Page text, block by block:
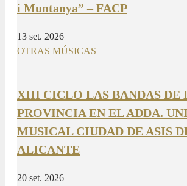
i Muntanya” – FACP
13 set. 2026
OTRAS MÚSICAS
XIII CICLO LAS BANDAS DE
PROVINCIA EN EL ADDA.
MUSICAL CIUDAD DE ASIS
ALICANTE
20 set. 2026